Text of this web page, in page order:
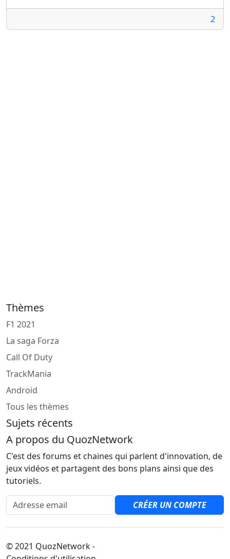
2
Thèmes
F1 2021
La saga Forza
Call Of Duty
TrackMania
Android
Tous les thèmes
Sujets récents
A propos du QuozNetwork
C'est des forums et chaines qui parlent d'innovation, de
jeux vidéos et partagent des bons plans ainsi que des
tutoriels.
Adresse email
CRÉER UN COMPTE
© 2021 QuozNetwork -